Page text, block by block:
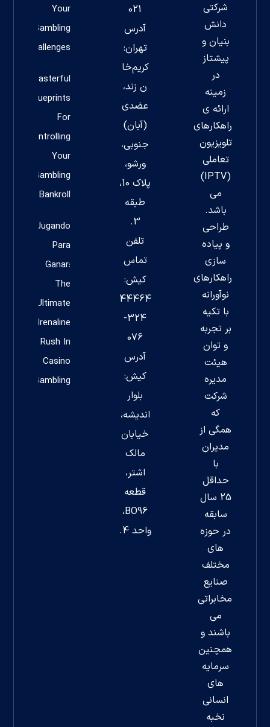
شرکتی
دانش
بنیان و
پیشتاز
در
زمینه
ارائه ی
راهکارهای
تلویزیون
تعاملی
(IPTV)
می
باشد.
طراحی
و پیاده
سازی
راهکارهای
نوآورانه
با تکیه
بر تجربه
و توان
هیئت
مدیره
شرکت
که
همگی از
مدیران
با
حداقل
25 سال
سابقه
در حوزه
های
مختلف
صنایع
مخابراتی
می
باشند و
همچنین
سرمایه
های
انسانی
نخبه
021
آدرس
تهران:
کریم‌خا
ن زند،
عضدی
(آبان)
جنوبی،
ورشو،
پلاک 10،
طبقه
3.
تلفن
تماس
کیش:
44464
324-
076
آدرس
کیش:
بلوار
اندیشه،
خیابان
مالک
اشتر،
قطعه
BO96،
واحد 4.
Your
Gambling
Challenges
Masterful
Blueprints
For
Controlling
Your
Gambling
Bankroll
Jugando
Para
Ganar:
The
Ultimate
Adrenaline
Rush In
Casino
Gambling